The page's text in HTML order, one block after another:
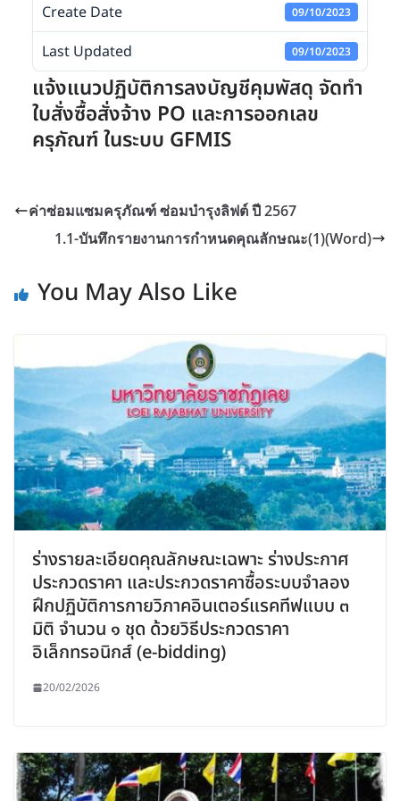
Create Date 09/10/2023
Last Updated 09/10/2023
แจ้งแนวปฏิบัติการลงบัญชีคุมพัสดุ จัดทำ
ใบสั่งซื้อสั่งจ้าง PO และการออกเลข
ครุภัณฑ์ ในระบบ GFMIS
ค่าซ่อมแซมครุภัณฑ์ ซ่อมบำรุงลิฟต์ ปี 2567
1.1-บันทึกรายงานการกำหนดคุณลักษณะ(1)(Word)
You May Also Like
ร่างรายละเอียดคุณลักษณะเฉพาะ ร่างประกาศ
ประกวดราคา และประกวดราคาซื้อระบบจำลอง
ฝึกปฏิบัติการกายวิภาคอินเตอร์แรคทีฟแบบ ๓
มิติ จำนวน ๑ ชุด ด้วยวิธีประกวดราคา
อิเล็กทรอนิกส์ (e-bidding)
20/02/2026